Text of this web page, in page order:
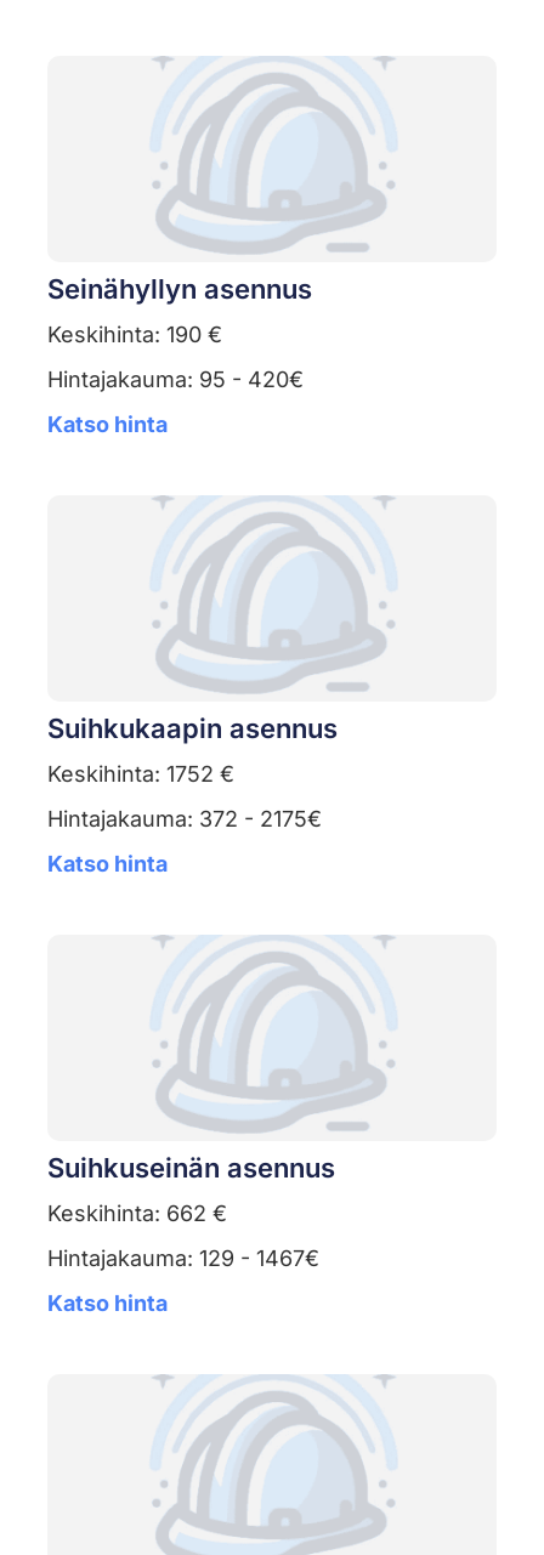
Seinähyllyn asennus
Keskihinta: 190 €
Hintajakauma: 95 - 420€
Katso hinta
Suihkukaapin asennus
Keskihinta: 1752 €
Hintajakauma: 372 - 2175€
Katso hinta
Suihkuseinän asennus
Keskihinta: 662 €
Hintajakauma: 129 - 1467€
Katso hinta